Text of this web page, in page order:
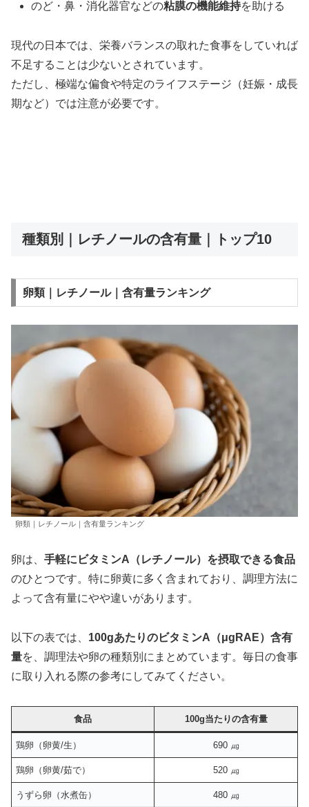
のど・鼻・消化器官などの粘膜の機能維持を助ける
現代の日本では、栄養バランスの取れた食事をしていれば
不足することは少ないとされています。
ただし、極端な偏食や特定のライフステージ（妊娠・成長
期など）では注意が必要です。
種類別｜レチノールの含有量｜トップ10
卵類｜レチノール｜含有量ランキング
卵類｜レチノール｜含有量ランキング
卵は、 手軽にビタミンA（レチノール）を摂取できる食品
のひとつです。特に卵黄に多く含まれており、調理方法に
よって含有量にやや違いがあります。
以下の表では、 100gあたりのビタミンA（μgRAE）含有
量を、調理法や卵の種類別にまとめています。毎日の食事
に取り入れる際の参考にしてみてください。
食品 100g当たりの含有量
鶏卵（卵黄/生） 690 ㎍
鶏卵（卵黄/茹で） 520 ㎍
うずら卵（水煮缶） 480 ㎍